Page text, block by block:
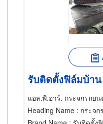
แอล.พี.อาร์. กระจกรถย
Heading Name : กระจกรถ